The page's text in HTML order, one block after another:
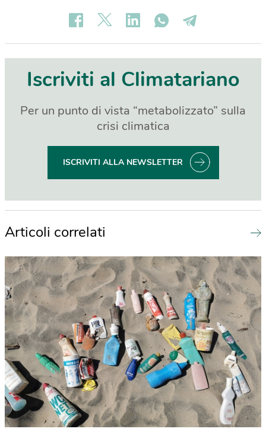
Iscriviti al Climatariano
Per un punto di vista “metabolizzato” sulla
crisi climatica
ISCRIVITI ALLA NEWSLETTER
Articoli correlati